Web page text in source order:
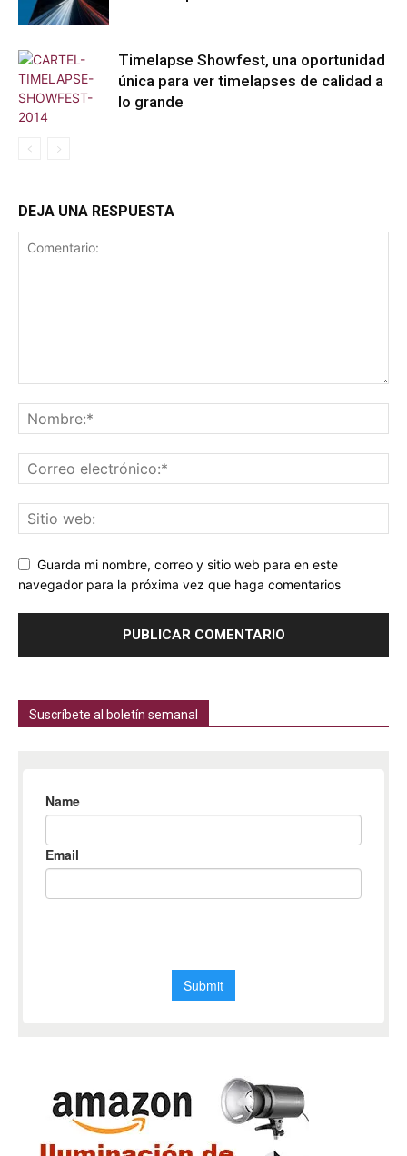
Timelapse Showfest, una oportunidad
única para ver timelapses de calidad a
lo grande
DEJA UNA RESPUESTA
Guarda mi nombre, correo y sitio web para en este
navegador para la próxima vez que haga comentarios
Suscríbete al boletín semanal